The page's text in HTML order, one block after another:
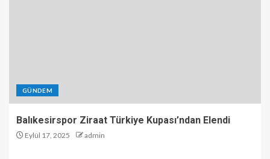
GÜNDEM
Balıkesirspor Ziraat Türkiye Kupası’ndan Elendi
Eylül 17, 2025 admin